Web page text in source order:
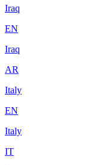
Iraq
EN
Iraq
AR
Italy
EN
Italy
IT